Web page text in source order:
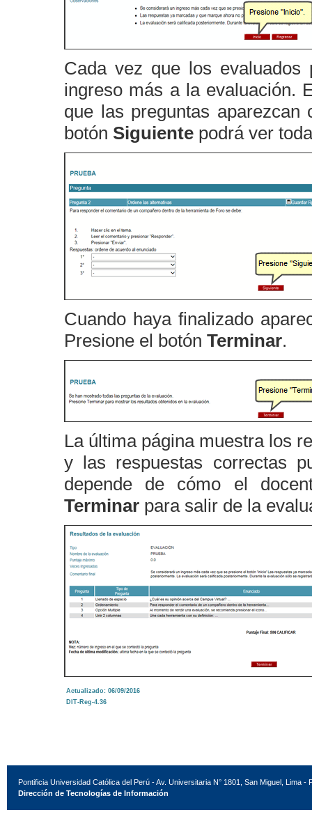
Cada vez que los
ingreso más a la evaluación.
que las preguntas
botón Siguiente podrá ver
Cuando haya finalizado
Presione el botón Terminar.
La última página muestra los
y las respuestas correctas
depende de cómo el
Terminar para salir de la
Actualizado: 06/09/2016
DIT-Reg-4.36
Pontificia Universidad Católica del Perú - Av. Universitaria N° 1801, San Miguel, Lima -
Dirección de Tecnologías de Información